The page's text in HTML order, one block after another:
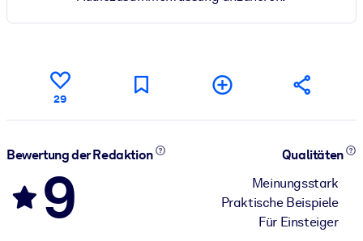
29
Bewertung der Redaktion
9
Qualitäten
Meinungsstark
Praktische Beispiele
Für Einsteiger